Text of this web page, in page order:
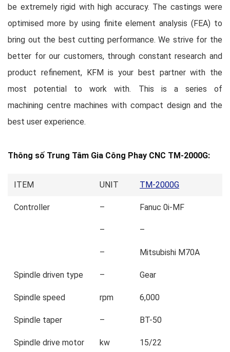
be extremely rigid with high accuracy. The castings were
optimised more by using finite element analysis (FEA) to
bring out the best cutting performance. We strive for the
better for our customers, through constant research and
product refinement, KFM is your best partner with the
most potential to work with. This is a series of
machining centre machines with compact design and the
best user experience.
Thông số Trung Tâm Gia Công Phay CNC TM-2000G:
ITEM UNIT TM-2000G
Controller – Fanuc 0i-MF
– –
– Mitsubishi M70A
Spindle driven type – Gear
Spindle speed rpm 6,000
Spindle taper – BT-50
Spindle drive motor kw 15/22